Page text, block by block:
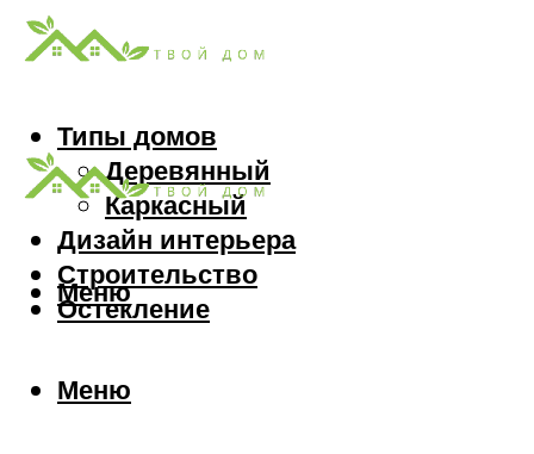
Типы домов
Деревянный
Каркасный
Дизайн интерьера
Строительство
Остекление
Меню
Меню